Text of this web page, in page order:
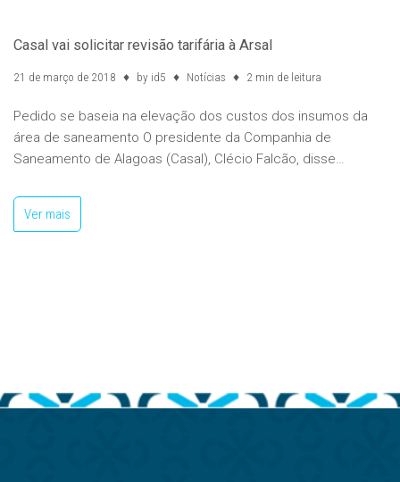
Casal vai solicitar revisão tarifária à Arsal
21 de março de 2018 by id5 Notícias 2 min de leitura
Pedido se baseia na elevação dos custos dos insumos da
área de saneamento O presidente da Companhia de
Saneamento de Alagoas (Casal), Clécio Falcão, disse…
Ver mais